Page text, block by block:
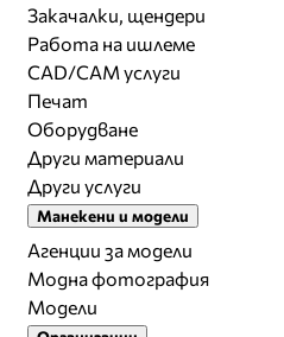
Закачалки, щендери
Работа на ишлеме
CAD/CAM услуги
Печат
Оборудване
Други материали
Други услуги
Манекени и модели
Агенции за модели
Модна фотография
Модели